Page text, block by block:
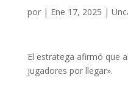
por | Ene 17, 2025 |
El estratega afirmó que
jugadores por llegar».